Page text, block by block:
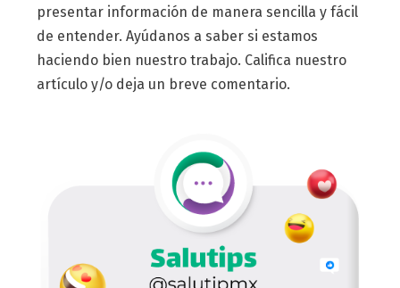
presentar información de manera sencilla y fácil
de entender. Ayúdanos a saber si estamos
haciendo bien nuestro trabajo. Califica nuestro
artículo y/o deja un breve comentario.